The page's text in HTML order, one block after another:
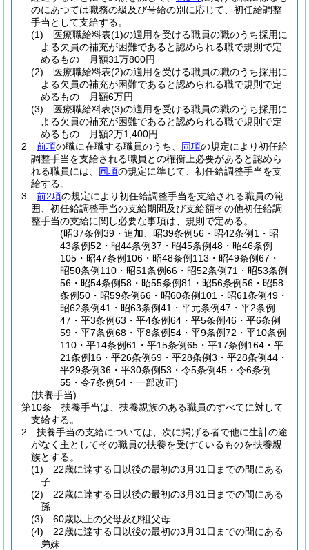
のにあつては職務の級及び号給の別に応じて、初任給調整
手当として支給する。
(1)
医療職給料表(1)の適用を受ける職員の職のうち採用に
よる欠員の補充が困難であると認められる職で規則で定
めるもの 月額31万800円
(2)
医療職給料表(2)の適用を受ける職員の職のうち採用に
よる欠員の補充が困難であると認められる職で規則で定
めるもの 月額6万円
(3)
医療職給料表(3)の適用を受ける職員の職のうち採用に
よる欠員の補充が困難であると認められる職で規則で定
めるもの 月額2万1,400円
2
前項の職に在職する職員のうち、 同項の規定により初任給
調整手当を支給される職員との権衡上必要があると認めら
れる職員には、 同項の規定に準じて、初任給調整手当を支
給する。
3
前2項の規定により初任給調整手当を支給される職員の範
囲、初任給調整手当の支給期間及び支給額その他初任給調
整手当の支給に関し必要な事項は、規則で定める。
(昭37条例39・追加、昭39条例56・昭42条例1・昭
43条例52・昭44条例37・昭45条例48・昭46条例
105・昭47条例106・昭48条例113・昭49条例67・
昭50条例110・昭51条例66・昭52条例71・昭53条例
56・昭54条例58・昭55条例81・昭56条例56・昭58
条例50・昭59条例66・昭60条例101・昭61条例49・
昭62条例41・昭63条例41・平元条例47・平2条例
47・平3条例63・平4条例64・平5条例46・平6条例
59・平7条例68・平8条例54・平9条例72・平10条例
110・平14条例61・平15条例65・平17条例164・平
21条例16・平26条例69・平28条例3・平28条例44・
平29条例36・平30条例53・令5条例45・令6条例
55・令7条例54・一部改正)
(扶養手当)
第10条
扶養手当は、扶養親族のある職員のすべてに対して
支給する。
2
扶養手当の支給については、次に掲げる者で他に生計の途
がなく主としてその職員の扶養を受けているものを扶養親
族とする。
(1)
22歳に達する日以後の最初の3月31日までの間にある
子
(2)
22歳に達する日以後の最初の3月31日までの間にある
孫
(3)
60歳以上の父母及び祖父母
(4)
22歳に達する日以後の最初の3月31日までの間にある
弟妹